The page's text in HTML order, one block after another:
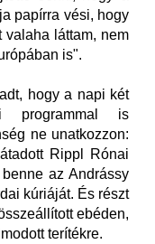
papírra vési, hogy
valaha láttam, nem
is".
hogy a napi két
programmal is
ne unatkozzon:
Rippl Rónai
az Andrássy
kúriáját. És részt
ebéden,
terítékre.